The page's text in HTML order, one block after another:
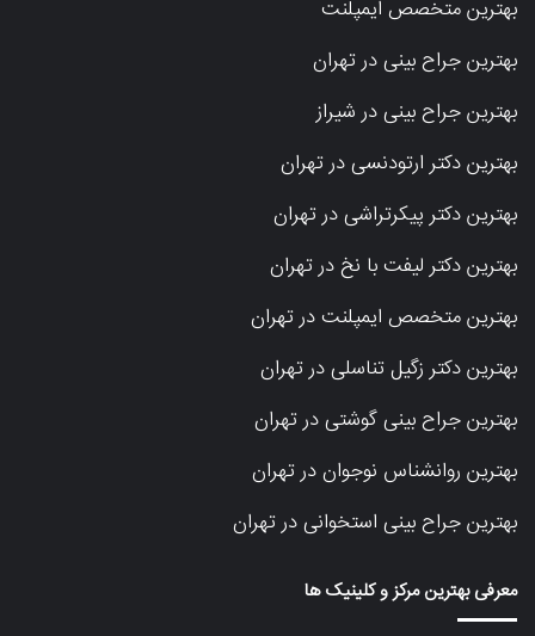
بهترین متخصص ایمپلنت
بهترین جراح بینی در تهران
بهترین جراح بینی در شیراز
بهترین دکتر ارتودنسی در تهران
بهترین دکتر پیکرتراشی در تهران
بهترین دکتر لیفت با نخ در تهران
بهترین متخصص ایمپلنت در تهران
بهترین دکتر زگیل تناسلی در تهران
بهترین جراح بینی گوشتی در تهران
بهترین روانشناس نوجوان در تهران
بهترین جراح بینی استخوانی در تهران
معرفی بهترین مرکز و کلینیک ها